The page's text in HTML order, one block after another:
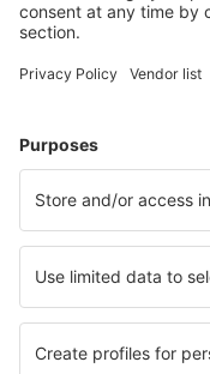
Pernottamenti a Palm
Pernottamenti in Porano
Pernottamenti a Sutu
Pernottamenti in
Pernottamenti in